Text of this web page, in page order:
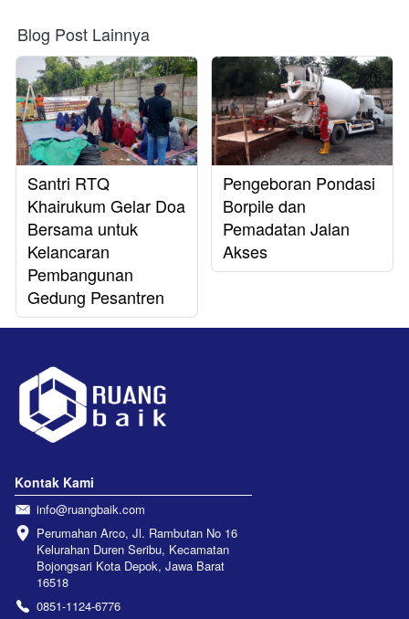
Blog Post Lainnya
Santri RTQ
Khairukum Gelar Doa
Bersama untuk
Kelancaran
Pembangunan
Gedung Pesantren
Pengeboran Pondasi
Borpile dan
Pemadatan Jalan
Akses
Kontak Kami
info@ruangbaik.com
Perumahan Arco, Jl. Rambutan No 16
Kelurahan Duren Seribu, Kecamatan
Bojongsari Kota Depok, Jawa Barat
16518
0851-1124-6776